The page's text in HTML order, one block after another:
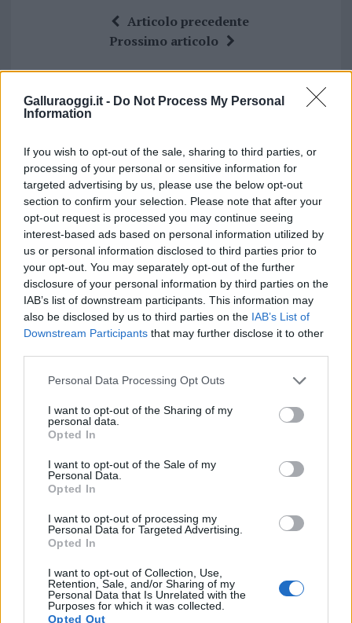
Galluraoggi.it - Do Not Process My Personal
Information
If you wish to opt-out of the sale, sharing to third parties, or
processing of your personal or sensitive information for
targeted advertising by us, please use the below opt-out
section to confirm your selection. Please note that after your
opt-out request is processed you may continue seeing
interest-based ads based on personal information utilized by
us or personal information disclosed to third parties prior to
your opt-out. You may separately opt-out of the further
disclosure of your personal information by third parties on the
IAB’s list of downstream participants. This information may
also be disclosed by us to third parties on the IAB’s List of
Downstream Participants that may further disclose it to other
Please note that this website/app uses one or more Google
not limited to your visit or usage behaviour. You may click to
grant or deny consent to Google and its third-party tags to
use your data for below specified purposes in below Google
consent section.
Personal Data Processing Opt Outs
I want to opt-out of the Sharing of my
personal data.
Opted In
I want to opt-out of the Sale of my
Personal Data.
Opted In
I want to opt-out of processing my
Personal Data for Targeted Advertising.
Opted In
I want to opt-out of Collection, Use,
Retention, Sale, and/or Sharing of my
Personal Data that Is Unrelated with the
Purposes for which it was collected.
Opted Out
o
o
k
r
te
re
st
at
s
A
p
a
re
Articolo precedente
Prossimo articolo
NOTIZIE RECENTI
Incendi, a San Pasquale arriva il Campo Base:
l’inaugurazione
Andrea Mura conquista Palau: grande
partecipazione per il suo racconto
Calangianus, allarme sul centro accoglienza
minori, Albieri: “Episodi gravissimi”
Gallura, finti clienti svuotano le suite: furto da
50mila nel resort
Meteo Olbia 7 agosto, sole e caldo tornano
protagonisti
Test tunnel Olbia: rampe chiuse ancora fino a
Aggius conquista la classifica delle mete più
amate dell’estate 2026